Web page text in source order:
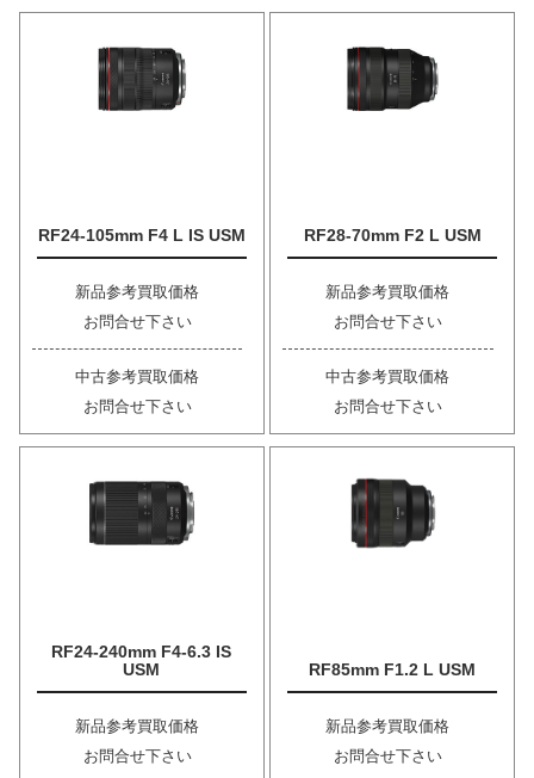
RF24-105mm F4 L IS USM
新品参考買取価格
お問合せ下さい
中古参考買取価格
お問合せ下さい
RF28-70mm F2 L USM
新品参考買取価格
お問合せ下さい
中古参考買取価格
お問合せ下さい
RF24-240mm F4-6.3 IS
USM
新品参考買取価格
お問合せ下さい
RF85mm F1.2 L USM
新品参考買取価格
お問合せ下さい